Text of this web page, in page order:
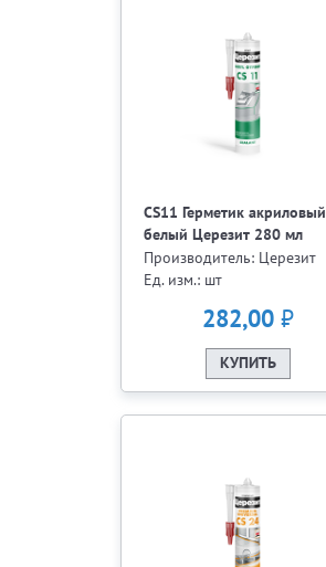
CS11 Герметик акриловый
белый Церезит 280 мл
Производитель: Церезит
Ед. изм.: шт
282,00₽
КУПИТЬ